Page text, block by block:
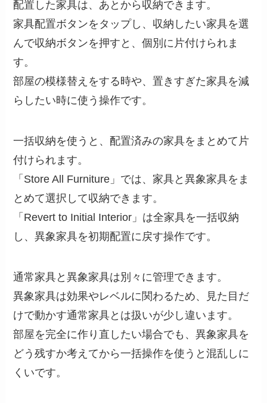
配置した家具は、あとから収納できます。
家具配置ボタンをタップし、収納したい家具を選
んで収納ボタンを押すと、個別に片付けられま
す。
部屋の模様替えをする時や、置きすぎた家具を減
らしたい時に使う操作です。
一括収納を使うと、配置済みの家具をまとめて片
付けられます。
「Store All Furniture」では、家具と異象家具をま
とめて選択して収納できます。
「Revert to Initial Interior」は全家具を一括収納
し、異象家具を初期配置に戻す操作です。
通常家具と異象家具は別々に管理できます。
異象家具は効果やレベルに関わるため、見た目だ
けで動かす通常家具とは扱いが少し違います。
部屋を完全に作り直したい場合でも、異象家具を
どう残すか考えてから一括操作を使うと混乱しに
くいです。